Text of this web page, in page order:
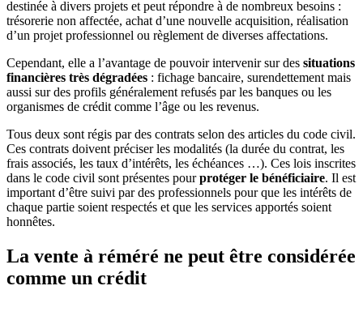
destinée à divers projets et peut répondre à de nombreux besoins :
trésorerie non affectée, achat d’une nouvelle acquisition, réalisation
d’un projet professionnel ou règlement de diverses affectations.
Cependant, elle a l’avantage de pouvoir intervenir sur des situations
financières très dégradées : fichage bancaire, surendettement mais
aussi sur des profils généralement refusés par les banques ou les
organismes de crédit comme l’âge ou les revenus.
Tous deux sont régis par des contrats selon des articles du code civil.
Ces contrats doivent préciser les modalités (la durée du contrat, les
frais associés, les taux d’intérêts, les échéances …). Ces lois inscrites
dans le code civil sont présentes pourprotéger le bénéficiaire. Il est
important d’être suivi par des professionnels pour que les intérêts de
chaque partie soient respectés et que les services apportés soient
honnêtes.
La vente à réméré ne peut être considérée
comme un crédit